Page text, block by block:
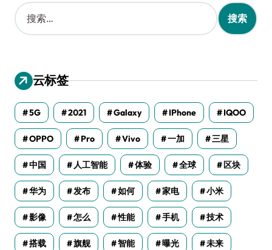
搜
索
：
云标签
5G 2021 Galaxy IPhone IQOO
OPPO Pro Vivo 一加 三星
中国 人工智能 体验 全球 区块
华为 发布 如何 家电 小米
影像 怎么 性能 手机 技术
搭载 旗舰 智能 曝光 未来